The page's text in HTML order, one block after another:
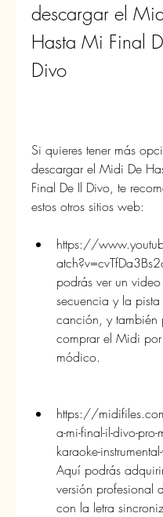
descargar el
Hasta Mi Final
Divo
Si quieres tener más
descargar el Midi De
Final De Il Divo, te
estos otros sitios web:
https://
podrás ver un
secuencia y la
canción, y también
comprar el Midi
módico.
https://
a-mi-final-il-divo-pro-
karaoke-
Aquí podrás
versión profesional
con la letra